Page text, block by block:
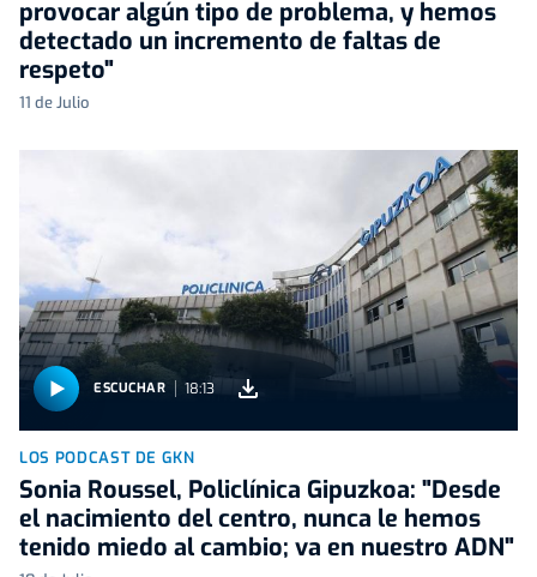
provocar algún tipo de problema, y hemos
detectado un incremento de faltas de
respeto"
11 de Julio
ESCUCHAR 18:13
LOS PODCAST DE GKN
Sonia Roussel, Policlínica Gipuzkoa: "Desde
el nacimiento del centro, nunca le hemos
tenido miedo al cambio; va en nuestro ADN"